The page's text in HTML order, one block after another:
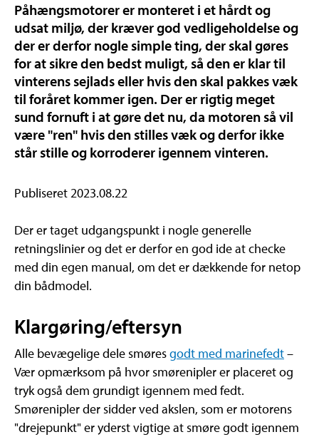
Påhængsmotorer er monteret i et hårdt og
udsat miljø, der kræver god vedligeholdelse og
der er derfor nogle simple ting, der skal gøres
for at sikre den bedst muligt, så den er klar til
vinterens sejlads eller hvis den skal pakkes væk
til foråret kommer igen. Der er rigtig meget
sund fornuft i at gøre det nu, da motoren så vil
være "ren" hvis den stilles væk og derfor ikke
står stille og korroderer igennem vinteren.
Publiseret 2023.08.22
Der er taget udgangspunkt i nogle generelle
retningslinier og det er derfor en god ide at checke
med din egen manual, om det er dækkende for netop
din bådmodel.
Klargøring/eftersyn
Alle bevægelige dele smøresgodt med marinefedt–
Vær opmærksom på hvor smørenipler er placeret og
tryk også dem grundigt igennem med fedt.
Smørenipler der sidder ved akslen, som er motorens
"drejepunkt" er yderst vigtige at smøre godt igennem